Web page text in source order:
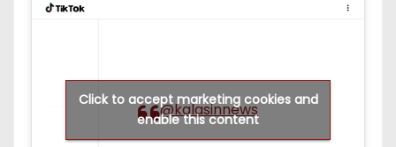
@kalasinnews
Click to accept marketing cookies and
enable this content